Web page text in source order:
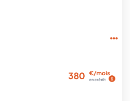
380 €/mois
en crédit